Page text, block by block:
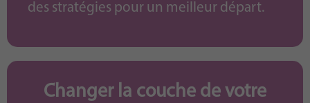
des stratégies pour un meilleur départ.
Changer la couche de votre